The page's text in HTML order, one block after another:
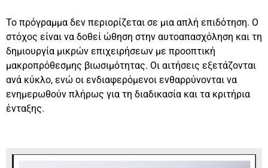
Το πρόγραμμα δεν περιορίζεται σε μια απλή επιδότηση. Ο
στόχος είναι να δοθεί ώθηση στην αυτοαπασχόληση και τη
δημιουργία μικρών επιχειρήσεων με προοπτική
μακροπρόθεσμης βιωσιμότητας. Οι αιτήσεις εξετάζονται
ανά κύκλο, ενώ οι ενδιαφερόμενοι ενθαρρύνονται να
ενημερωθούν πλήρως για τη διαδικασία και τα κριτήρια
ένταξης.